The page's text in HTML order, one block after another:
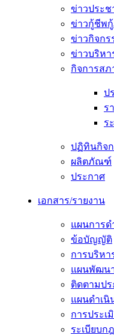
ข่าวประ
ข่าวกู้ชีพ
ข่าวกิจกร
ข่าวบริห
กิจการสภ
ป
ร
ร
ปฏิทินกิจ
ผลิตภัณฑ์
ประกาศ
เอกสาร/รายงาน
แผนการด
ข้อบัญญัติ
การบริหา
แผนพัฒน
ติดตามป
แผนดำเนิ
การประเ
ระเบียบก